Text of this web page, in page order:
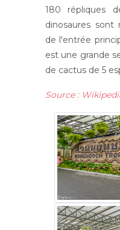
180 répliques
dinosaures sont
de l'entrée
est une grande
de cactus de 5
Source :